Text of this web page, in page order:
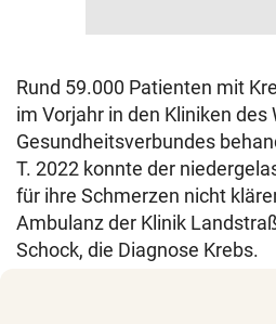
Rund 59.000 Patienten mit
im Vorjahr in den Kliniken des
Gesundheitsverbundes
T. 2022 konnte der
für ihre Schmerzen nicht
Ambulanz der Klinik
Schock, die Diagnose Krebs.